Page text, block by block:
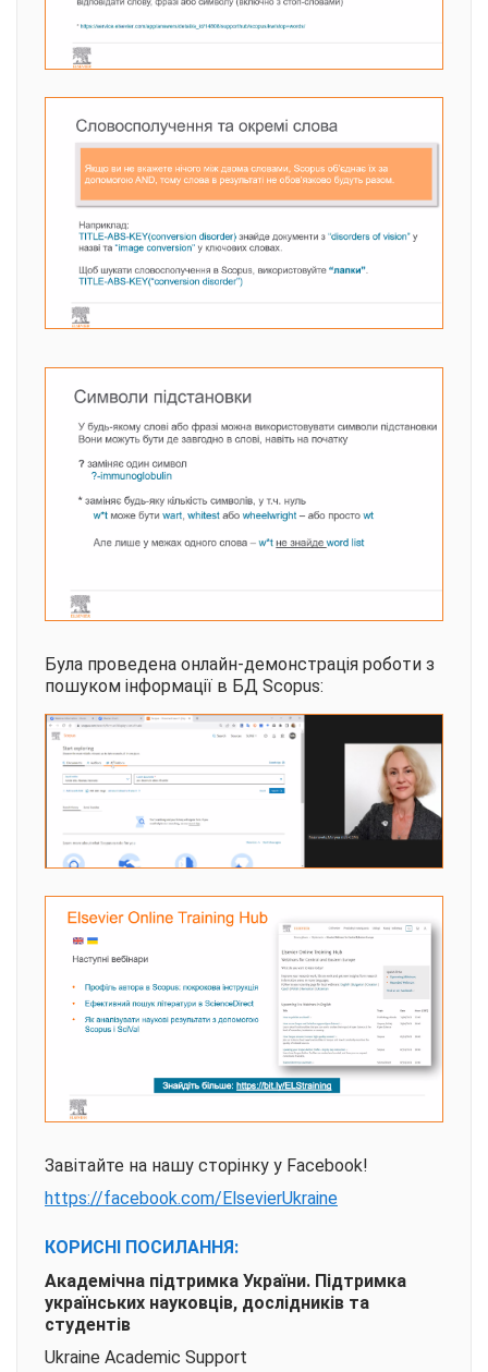
Була проведена онлайн-демонстрація роботи з
пошуком інформації в БД Scopus:
Завітайте на нашу сторінку у Facebook!
https://facebook.com/ElsevierUkraine
КОРИСНІ ПОСИЛАННЯ:
Академічна підтримка України. Підтримка
українських науковців, дослідників та
студентів
Ukraine Academic Support